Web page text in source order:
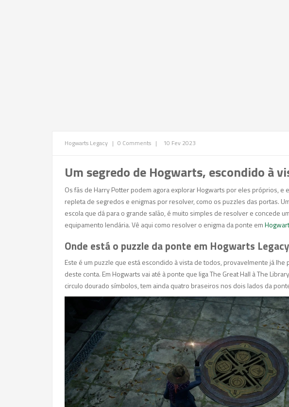
Hogwarts Legacy | 0 Comments | 10 Fev 2023
Um segredo de Hogwarts, escondido à
Os fãs de Harry Potter podem agora explorar Hogwarts por eles próprios, e
repleta de segredos e enigmas por resolver, como os puzzles das portas.
escola que dá para o grande salão, é muito simples de resolver e concede
equipamento lendária. Vê aqui como resolver o enigma da ponte em
Onde está o puzzle da ponte em Hogwarts Legacy
Este é um puzzle que está escondido à vista de todos, provavelmente já
deste conta. Em Hogwarts vai até à ponte que liga The Great Hall à The
circulo dourado símbolos, tem ainda quatro braseiros nos dois lados da